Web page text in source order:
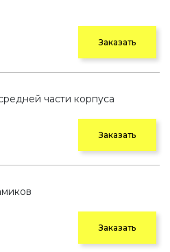
Заказать
части корпуса
Заказать
Заказать